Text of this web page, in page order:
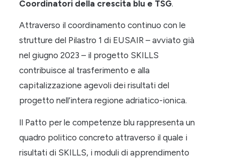
Coordinatori della crescita blu e TSG.
Attraverso il coordinamento continuo con le
strutture del Pilastro 1 di EUSAIR – avviato già
nel giugno 2023 – il progetto SKILLS
contribuisce al trasferimento e alla
capitalizzazione agevoli dei risultati del
progetto nell’intera regione adriatico-ionica.
Il Patto per le competenze blu rappresenta un
quadro politico concreto attraverso il quale i
risultati di SKILLS, i moduli di apprendimento